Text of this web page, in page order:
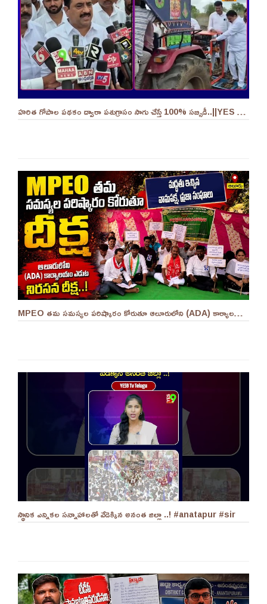
హరిత గోపాల పథకం ద్వారా పశుగ్రాసం సాగు చేస్తే 100% సబ్సిడీ..||YES 9TV
MPEO తమ సమస్యల పరిష్కారం కోరుతూ ఆలూరులోని (ADA) కార్యాలయం ఎదుట దీక్ష ||YES 9TV #kurnool
స్థానిక ఎన్నికల సన్నాహాలతో వేడెక్కిన అనంత జిల్లా ..! #anatapur #sir